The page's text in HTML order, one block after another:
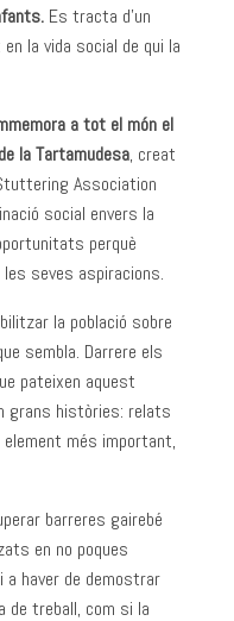
Es tracta d’un
la vida social de qui la
a tot el món el
la Tartamudesa, creat
Association
social envers la
perquè
seves aspiracions.
la població sobre
sembla. Darrere els
pateixen aquest
grans històries: relats
element més important,
barreres gairebé
en no poques
a haver de demostrar
de treball, com si la